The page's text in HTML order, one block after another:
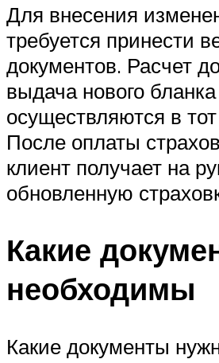
Для внесения
требуется принести
документов. Расчет
выдача нового бланка
осуществляются в
После оплаты
клиент получает на
обновленную
Какие
необходимы
Какие документы